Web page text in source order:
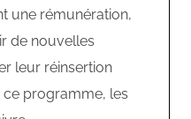
une rémunération,
de nouvelles
leur réinsertion
ce programme, les